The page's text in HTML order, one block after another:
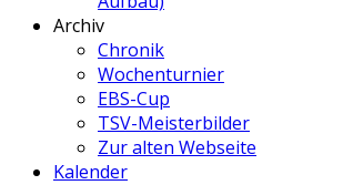
Archiv
Chronik
Wochenturnier
EBS-Cup
TSV-Meisterbilder
Zur alten Webseite
Kalender